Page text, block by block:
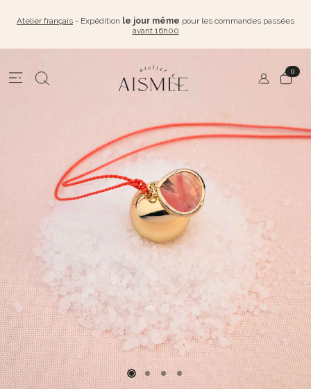
Atelier français - Expédition le jour même pour les commandes passées
avant 16h00
0